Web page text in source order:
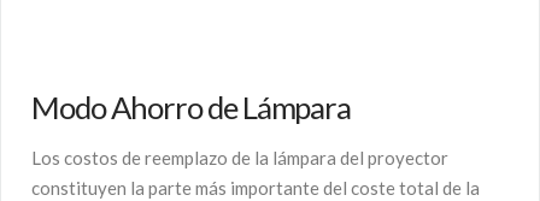
Modo Ahorro de Lámpara
Los costos de reemplazo de la lámpara del proyector
constituyen la parte más importante del coste total de la